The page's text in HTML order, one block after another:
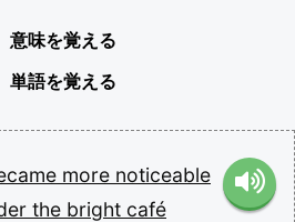
意味を覚える
単語を覚える
more noticeable
the bright café